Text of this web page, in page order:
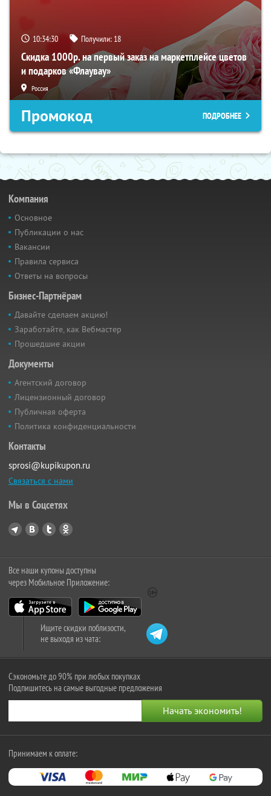
10:34:29 Получили: 18
Скидка 1000р. на первый заказ на маркетплейсе цветов
и подарков «Флаувау»
Россия
Промокод ПОДРОБНЕЕ
Компания
Основное
Публикации о нас
Вакансии
Правила сервиса
Ответы на вопросы
Бизнес-Партнёрам
Давайте сделаем акцию!
Заработайте, как Вебмастер
Прошедшие акции
Документы
Агентский договор
Лицензионный договор
Публичная оферта
Политика конфиденциальности
Контакты
sprosi@kupikupon.ru
Связаться с нами
Мы в Соцсетях
Все наши купоны доступны
через Мобильное Приложение:
Ищите скидки поблизости,
не выходя из чата:
Сэкономьте до 90% при любых покупках
Подпишитесь на самые выгодные предложения
Принимаем к оплате: